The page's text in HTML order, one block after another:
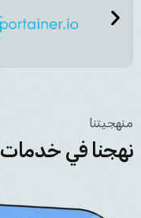
منهجيتنا
نهجنا في خدمات Contabo